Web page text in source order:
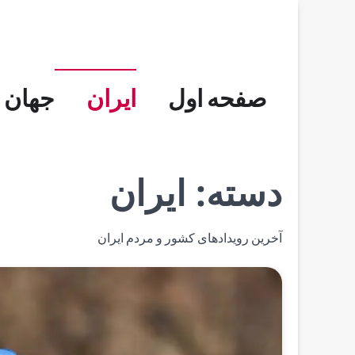
صفحه اول ایران جهان
دسته: ایران
آخرین رویدادهای کشور و مردم ایران